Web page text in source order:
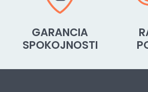
GARANCIA
SPOKOJNOSTI